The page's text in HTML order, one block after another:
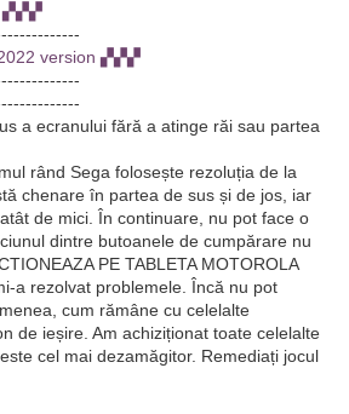
▞▞▞
version ▞▞▞
a ecranului fără a atinge răi sau partea
rând Sega folosește rezoluția de la
chenare în partea de sus și de jos, iar
de mici. În continuare, nu pot face o
dintre butoanele de cumpărare nu
PE TABLETA MOTOROLA
a rezolvat problemele. Încă nu pot
cum rămâne cu celelalte
de ieșire. Am achiziționat toate celelalte
cel mai dezamăgitor. Remediați jocul